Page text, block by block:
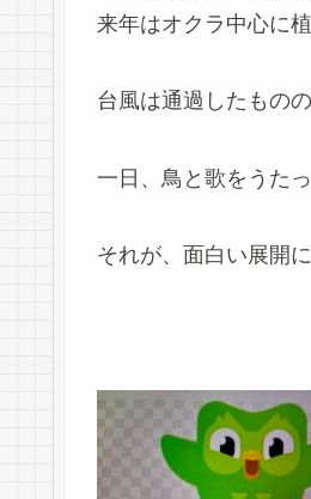
来年はオクラ中心に
台風は通過したもの
一日、鳥と歌をうた
それが、面白い展開